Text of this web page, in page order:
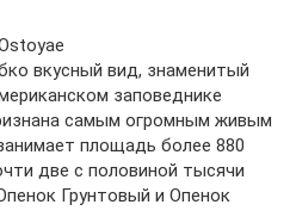
вкусный вид, знаменитый
заповеднике
самым огромным живым
площадь более 880
две с половиной тысячи
Грунтовый и Опенок